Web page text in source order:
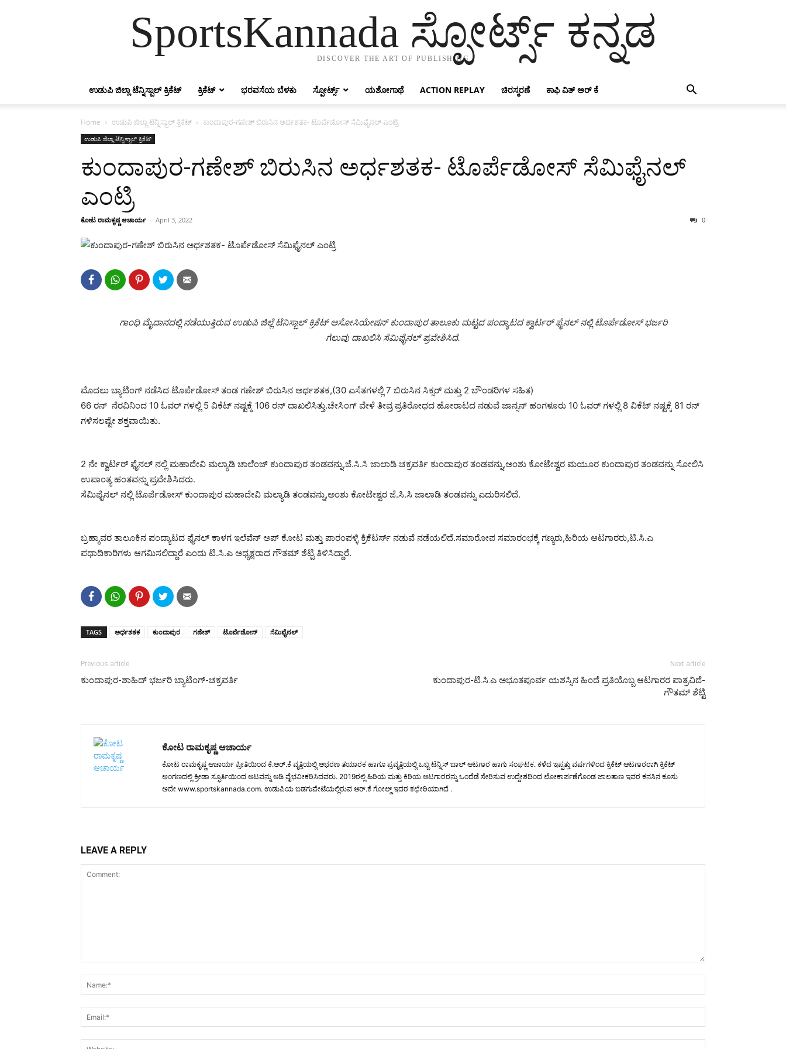
SportsKannada ಸ್ಪೋರ್ಟ್ಸ್ ಕನ್ನಡ
DISCOVER THE ART OF PUBLISHING
ಉಡುಪಿ ಜಿಲ್ಲಾ ಟೆನ್ನಿಸ್ಬಾಲ್ ಕ್ರಿಕೆಟ್ ಕ್ರಿಕೆಟ್ ಭರವಸೆಯ ಬೆಳಕು ಸ್ಪೋರ್ಟ್ಸ್ ಯಶೋಗಾಥೆ ACTION REPLAY ಚಿರಸ್ಮರಣೆ ಕಾಫಿ ವಿತ್ ಅರ್ ಕೆ
Home ಉಡುಪಿ ಜಿಲ್ಲಾ ಟೆನ್ನಿಸ್ಬಾಲ್ ಕ್ರಿಕೆಟ್ ಕುಂದಾಪುರ-ಗಣೇಶ್ ಬಿರುಸಿನ ಅರ್ಧಶತಕ- ಟೊರ್ಪೆಡೋಸ್ ಸೆಮಿಫೈನಲ್ ಎಂಟ್ರಿ
ಉಡುಪಿ ಜಿಲ್ಲಾ ಟೆನ್ನಿಸ್ಬಾಲ್ ಕ್ರಿಕೆಟ್
ಕುಂದಾಪುರ-ಗಣೇಶ್ ಬಿರುಸಿನ ಅರ್ಧಶತಕ- ಟೊರ್ಪೆಡೋಸ್ ಸೆಮಿಫೈನಲ್
ಎಂಟ್ರಿ
ಕೋಟ ರಾಮಕೃಷ್ಣ ಆಚಾರ್ಯ - April 3, 2022 0
ಗಾಂಧಿ ಮೈದಾನದಲ್ಲಿ ನಡೆಯುತ್ತಿರುವ ಉಡುಪಿ ಜಿಲ್ಲೆ ಟೆನಿಸ್ಬಾಲ್ ಕ್ರಿಕೆಟ್ ಅಸೋಸಿಯೇಷನ್ ಕುಂದಾಪುರ ತಾಲೂಕು ಮಟ್ಟದ ಪಂದ್ಯಾಟದ ಕ್ವಾರ್ಟರ್ ಫೈನಲ್ ನಲ್ಲಿ ಟೊರ್ಪೆಡೋಸ್ ಭರ್ಜರಿ
ಗೆಲುವು ದಾಖಲಿಸಿ ಸೆಮಿಫೈನಲ್ ಪ್ರವೇಶಿಸಿದೆ.
ಮೊದಲು ಬ್ಯಾಟಿಂಗ್ ನಡೆಸಿದ ಟೊರ್ಪೆಡೋಸ್ ತಂಡ ಗಣೇಶ್ ಬಿರುಸಿನ ಅರ್ಧಶತಕ,(30 ಎಸೆತಗಳಲ್ಲಿ 7 ಬಿರುಸಿನ ಸಿಕ್ಸರ್ ಮತ್ತು 2 ಬೌಂಡರಿಗಳ ಸಹಿತ)
66 ರನ್ ನೆರವಿನಿಂದ 10 ಓವರ್ ಗಳಲ್ಲಿ 5 ವಿಕೆಟ್ ನಷ್ಟಕ್ಕೆ 106 ರನ್ ದಾಖಲಿಸಿತ್ತು.ಚೇಸಿಂಗ್ ವೇಳೆ ತೀವ್ರ ಪ್ರತಿರೋಧದ ಹೋರಾಟದ ನಡುವೆ ಜಾನ್ಸನ್ ಹಂಗಳೂರು 10 ಓವರ್ ಗಳಲ್ಲಿ 8 ವಿಕೆಟ್ ನಷ್ಟಕ್ಕೆ 81 ರನ್
ಗಳಿಸಲಷ್ಟೇ ಶಕ್ತವಾಯಿತು.
2 ನೇ ಕ್ವಾರ್ಟರ್ ಫೈನಲ್ ನಲ್ಲಿ ಮಹಾದೇವಿ ಮಲ್ಯಾಡಿ ಚಾಲೆಂಜ್ ಕುಂದಾಪುರ ತಂಡವನ್ನು,ಜೆ.ಸಿ.ಸಿ ಜಾಲಾಡಿ ಚಕ್ರವರ್ತಿ ಕುಂದಾಪುರ ತಂಡವನ್ನು,ಅಂಶು ಕೋಟೇಶ್ವರ ಮಯೂರ ಕುಂದಾಪುರ ತಂಡವನ್ನು ಸೋಲಿಸಿ
ಉಪಾಂತ್ಯ ಹಂತವನ್ನು ಪ್ರವೇಶಿಸಿದರು.
ಸೆಮಿಫೈನಲ್ ನಲ್ಲಿ ಟೊರ್ಪೆಡೋಸ್ ಕುಂದಾಪುರ ಮಹಾದೇವಿ ಮಲ್ಯಾಡಿ ತಂಡವನ್ನು,ಅಂಶು ಕೋಟೇಶ್ವರ ಜೆ.ಸಿ.ಸಿ ಜಾಲಾಡಿ ತಂಡವನ್ನು ಎದುರಿಸಲಿದೆ.
ಬ್ರಹ್ಮಾವರ ತಾಲೂಕಿನ ಪಂದ್ಯಾಟದ ಫೈನಲ್ ಕಾಳಗ ಇಲೆವೆನ್ ಅಪ್ ಕೋಟ ಮತ್ತು ಪಾರಂಪಳ್ಳಿ ಕ್ರಿಕೆಟರ್ಸ್ ನಡುವೆ ನಡೆಯಲಿದೆ.ಸಮಾರೋಪ ಸಮಾರಂಭಕ್ಕೆ ಗಣ್ಯರು,ಹಿರಿಯ ಆಟಗಾರರು,ಟಿ.ಸಿ.ಎ
ಪಧಾದಿಕಾರಿಗಳು ಆಗಮಿಸಲಿದ್ದಾರೆ ಎಂದು ಟಿ.ಸಿ.ಎ ಅಧ್ಯಕ್ಷರಾದ ಗೌತಮ್ ಶೆಟ್ಟಿ ತಿಳಿಸಿದ್ದಾರೆ.
TAGS ಅರ್ಧಶತಕ ಕುಂದಾಪುರ ಗಣೇಶ್ ಟೊರ್ಪೆಡೋಸ್ ಸೆಮಿಫೈನಲ್
Previous article
ಕುಂದಾಪುರ-ಶಾಹಿದ್ ಭರ್ಜರಿ ಬ್ಯಾಟಿಂಗ್-ಚಕ್ರವರ್ತಿ
Next article
ಕುಂದಾಪುರ-ಟಿ.ಸಿ.ಎ ಅಭೂತಪೂರ್ವ ಯಶಸ್ಸಿನ ಹಿಂದೆ ಪ್ರತಿಯೊಬ್ಬ ಆಟಗಾರರ ಪಾತ್ರವಿದೆ-
ಗೌತಮ್ ಶೆಟ್ಟಿ
ಕೋಟ ರಾಮಕೃಷ್ಣ ಆಚಾರ್ಯ
ಕೋಟ ರಾಮಕೃಷ್ಣ ಆಚಾರ್ಯ ಪ್ರೀತಿಯಿಂದ ಕೆ.ಆರ್.ಕೆ ವೃತ್ತಿಯಲ್ಲಿ ಆಭರಣ ತಯಾರಕ ಹಾಗೂ ಪ್ರವೃತ್ತಿಯಲ್ಲಿ ಒಬ್ಬ ಟೆನ್ನಿಸ್ ಬಾಲ್ ಆಟಗಾರ ಹಾಗು ಸಂಘಟಕ. ಕಳೆದ ಇಪ್ಪತ್ತು ವರ್ಷಗಳಿಂದ ಕ್ರಿಕೆಟ್ ಆಟಗಾರರಾಗಿ ಕ್ರಿಕೆಟ್
ಅಂಗಣದಲ್ಲಿ ಕ್ರೀಡಾ ಸ್ಫೂರ್ತಿಯಿಂದ ಆಟವನ್ನು ಆಡಿ ವೈಭವೀಕರಿಸಿದವರು. 2019ರಲ್ಲಿ ಹಿರಿಯ ಮತ್ತು ಕಿರಿಯ ಆಟಗಾರರನ್ನು ಒಂದೆಡೆ ಸೇರಿಸುವ ಉದ್ದೇಶದಿಂದ ಲೋಕಾರ್ಪಣೆಗೊಂಡ ಜಾಲತಾಣ ಇವರ ಕನಸಿನ ಕೂಸು
ಅದೇ www.sportskannada.com. ಉಡುಪಿಯ ಬಡಗುಪೇಟೆಯಲ್ಲಿರುವ ಆರ್.ಕೆ ಗೋಲ್ಡ್ ಇದರ ಕಛೇರಿಯಾಗಿದೆ .
LEAVE A REPLY